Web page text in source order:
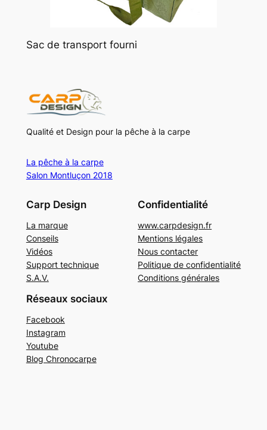
Sac de transport fourni
Qualité et Design pour la pêche à la carpe
La pêche à la carpe
Salon Montluçon 2018
Carp Design
La marque
Conseils
Vidéos
Support technique
S.A.V.
Confidentialité
www.carpdesign.fr
Mentions légales
Nous contacter
Politique de confidentialité
Conditions générales
Réseaux sociaux
Facebook
Instagram
Youtube
Blog Chronocarpe